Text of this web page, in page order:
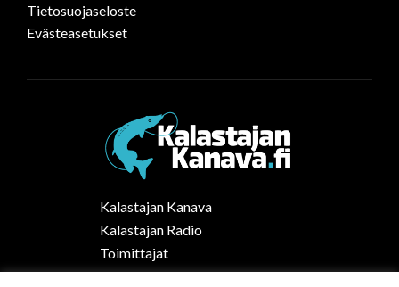
Tietosuojaseloste
Evästeasetukset
Kalastajan Kanava
Kalastajan Radio
Toimittajat
Kalaruoka